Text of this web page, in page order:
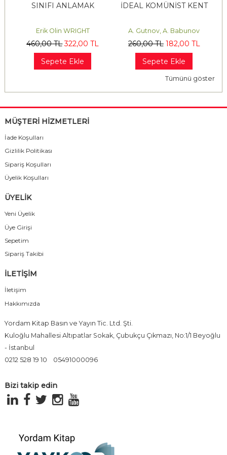
SINIFI ANLAMAK
Erik Olin WRIGHT
460,00TL 322,00 TL
Sepete Ekle
İDEAL KOMÜNİST KENT
A. Gutnov, A. Babunov
260,00TL 182,00 TL
Sepete Ekle
Tümünü göster
MÜŞTERİ HİZMETLERİ
İade Koşulları
Gizlilik Politikası
Sipariş Koşulları
Üyelik Koşulları
ÜYELİK
Yeni Üyelik
Üye Girişi
Sepetim
Sipariş Takibi
İLETİŞİM
İletişim
Hakkımızda
Yordam Kitap Basın ve Yayın Tic. Ltd. Şti.
Kuloğlu Mahallesi Altıpatlar Sokak, Çubukçu Çıkmazı, No:1/1 Beyoğlu
- İstanbul
0212 528 19 10
05491000096
Bizi takip edin